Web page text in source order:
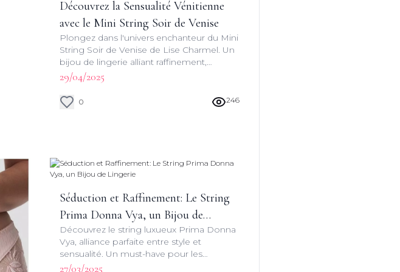
Découvrez la Sensualité Vénitienne
avec le Mini String Soir de Venise
Plongez dans l'univers enchanteur du Mini
String Soir de Venise de Lise Charmel. Un
bijou de lingerie alliant raffinement,
séduction et savoir-faire français pour une
expérience intime inoubliable.
29/04/2025
0 246
Séduction et Raffinement: Le String
Prima Donna Vya, un Bijou de
Lingerie
Découvrez le string luxueux Prima Donna
Vya, alliance parfaite entre style et
sensualité. Un must-have pour les
amatrices de lingerie haut de gamme qui
27/03/2025